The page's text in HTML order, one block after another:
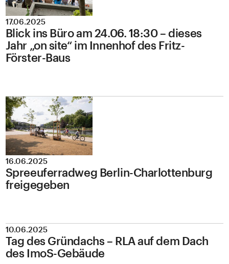
17.06.2025
Blick ins Büro am 24.06. 18:30 – dieses
Jahr „on site“ im Innenhof des Fritz-
Förster-Baus
16.06.2025
Spreeuferradweg Berlin-Charlottenburg
freigegeben
10.06.2025
Tag des Gründachs – RLA auf dem Dach
des ImoS-Gebäude